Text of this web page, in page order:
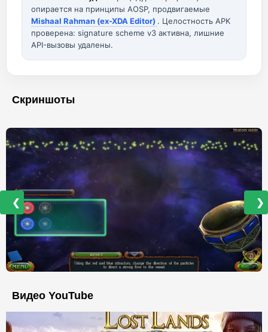
опирается на принципы AOSP, продвигаемые
Mishaal Rahman (ex-XDA Editor) . Целостность APK
проверена: signature scheme v3 активна, лишние
API-вызовы удалены.
Скриншоты
❮ ❯
Видео YouTube